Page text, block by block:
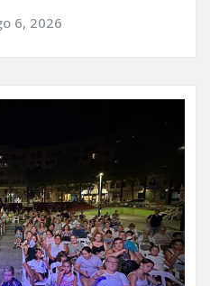
6, 2026